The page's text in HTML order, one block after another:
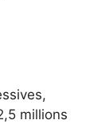
millions